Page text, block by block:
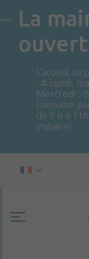
La
L'accueil au
: # Lundi,
Mercredi :
(semaine
de 9 h à
impaire)